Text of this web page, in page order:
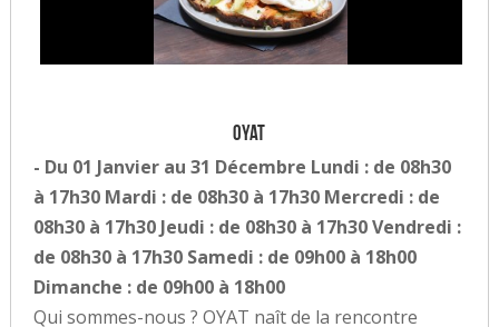
Oyat
- Du 01 Janvier au 31 Décembre Lundi : de 08h30
à 17h30 Mardi : de 08h30 à 17h30 Mercredi : de
08h30 à 17h30 Jeudi : de 08h30 à 17h30 Vendredi :
de 08h30 à 17h30 Samedi : de 09h00 à 18h00
Dimanche : de 09h00 à 18h00
Qui sommes-nous ? OYAT naît de la rencontre